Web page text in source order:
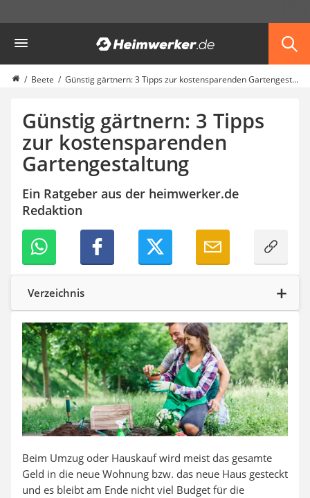
Garten
Akku-Laubsauger
Faltpavillon
Schlauchtrommel
Solar-Lichterkette außen
Teleskopleiter
Ameisengift
Pavillon
Sichtschutzstreifen
Akku-Laubbläser
Koifutter
Kassettenmarkise
Bosch-Heckenschere
Stihl-Laubbläser
Minidumper
Beete Günstig gärtnern: 3 Tipps zur kostensparenden Gartengestaltung
Günstig gärtnern: 3 Tipps
zur kostensparenden
Gartengestaltung
Ein Ratgeber aus der heimwerker.de
Redaktion
Verzeichnis
Beim Umzug oder Hauskauf wird meist das gesamte
Geld in die neue Wohnung bzw. das neue Haus gesteckt
und es bleibt am Ende nicht viel Budget für die